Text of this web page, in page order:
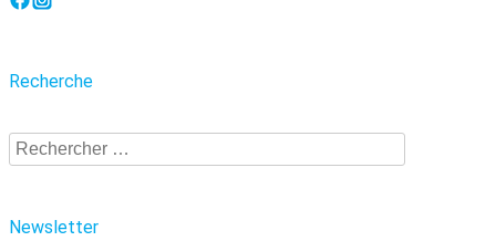
Recherche
Recherche
Newsletter